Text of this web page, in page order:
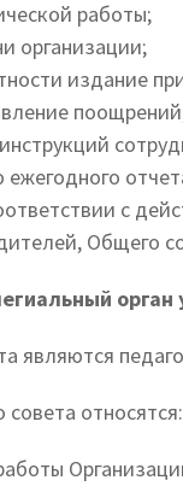
работы;
организации;
издание
с
Общего
являются
относятся: